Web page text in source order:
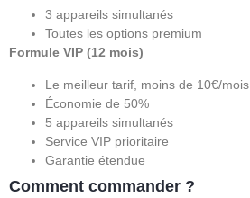
3 appareils simultanés
Toutes les options premium
Formule VIP (12 mois)
Le meilleur tarif, moins de 10€/mois
Économie de 50%
5 appareils simultanés
Service VIP prioritaire
Garantie étendue
Comment commander ?